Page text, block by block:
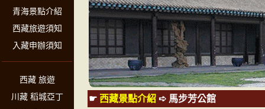
青海景點介紹
西藏旅遊須知
入藏申辦須知
西藏 旅遊
川藏 稻城亞丁
☛ 西藏景點介紹➪ 馬步芳公館